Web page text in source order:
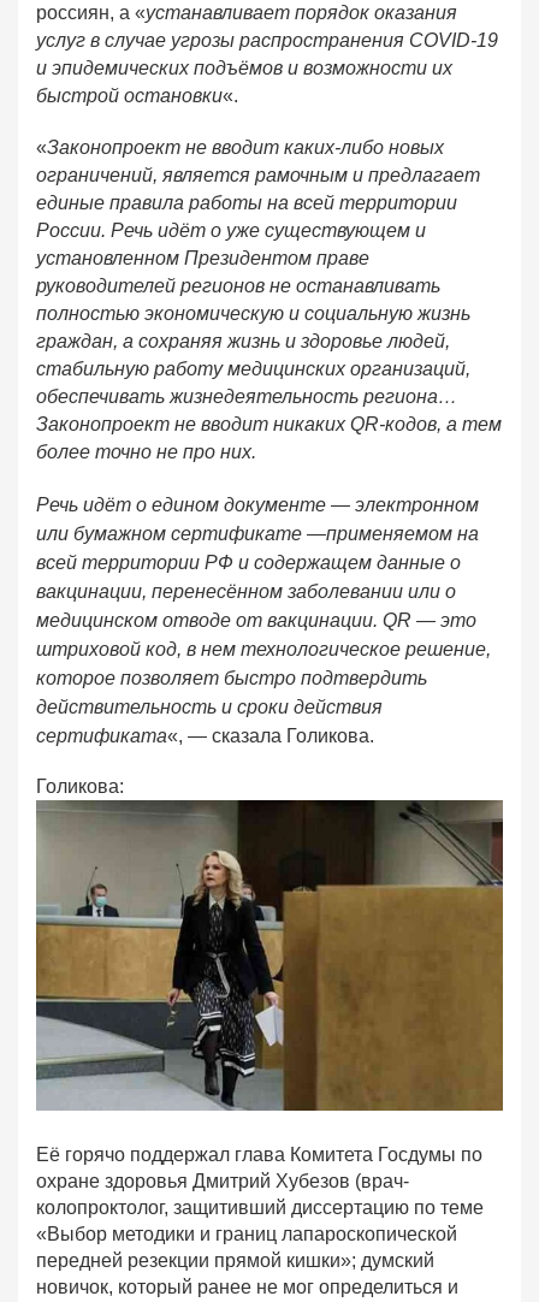
россиян, а «устанавливает порядок оказания
услуг в случае угрозы распространения COVID-19
и эпидемических подъёмов и возможности их
быстрой остановки«.
«Законопроект не вводит каких-либо новых
ограничений, является рамочным и предлагает
единые правила работы на всей территории
России. Речь идёт о уже существующем и
установленном Президентом праве
руководителей регионов не останавливать
полностью экономическую и социальную жизнь
граждан, а сохраняя жизнь и здоровье людей,
стабильную работу медицинских организаций,
обеспечивать жизнедеятельность региона…
Законопроект не вводит никаких QR-кодов, а тем
более точно не про них.
Речь идёт о едином документе — электронном
или бумажном сертификате —применяемом на
всей территории РФ и содержащем данные о
вакцинации, перенесённом заболевании или о
медицинском отводе от вакцинации. QR — это
штриховой код, в нем технологическое решение,
которое позволяет быстро подтвердить
действительность и сроки действия
сертификата«, — сказала Голикова.
Голикова:
Её горячо поддержал глава Комитета Госдумы по
охране здоровья Дмитрий Хубезов (врач-
колопроктолог, защитивший диссертацию по теме
«Выбор методики и границ лапароскопической
передней резекции прямой кишки»; думский
новичок, который ранее не мог определиться и